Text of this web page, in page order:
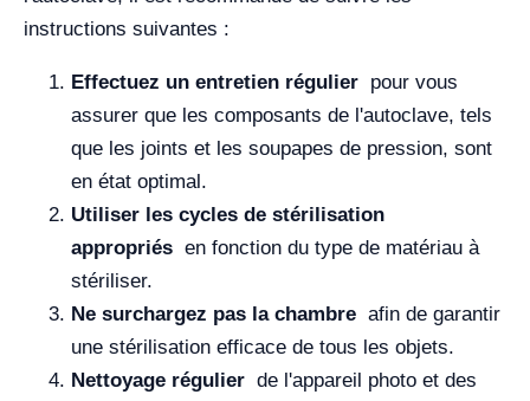
instructions suivantes :
Effectuez un entretien régulier pour vous
assurer que les composants de l'autoclave, tels
que les joints et les soupapes de pression, sont
en état optimal.
Utiliser les cycles de stérilisation
appropriés en fonction du type de matériau à
stériliser.
Ne surchargez pas la chambre afin de garantir
une stérilisation efficace de tous les objets.
Nettoyage régulier de l'appareil photo et des